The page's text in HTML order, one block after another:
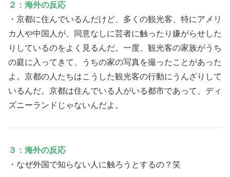
２：海外の反応
・京都に住んでいるんだけど、多くの観光客、特にアメリ
カ人や中国人が、同意なしに芸者に触ったり嫌がらせした
りしているのをよく見るんだ。一度、観光客の家族がうち
の庭に入ってきて、うちの家の写真を撮ったことがあった
よ。京都の人たちはこうした観光客の行動にうんざりして
いるんだ。京都は住んでいる人がいる都市であって、ディ
ズニーランドじゃないんだよ。
３：海外の反応
・なぜ外国で知らない人に触ろうとするの？笑